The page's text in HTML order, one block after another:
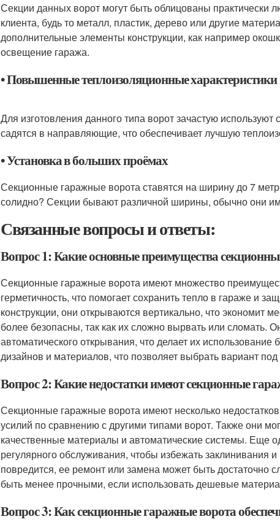
Секции данных ворот могут быть облицованы
клиента, будь то металл, пластик, дерево или другие
дополнительные элементы конструкции, как например
освещение гаража.
• Повышенные теплоизоляционные характеристики
Для изготовления данного типа ворот зачастую
садятся в направляющие, что обеспечивает лучшую
• Установка в больших проёмах
Секционные гаражные ворота ставятся на ширину до 7
солидно? Секции бывают различной ширины, обычно они
Связанные вопросы и ответы:
Вопрос 1: Какие основные преимущества
Секционные гаражные ворота имеют множество
герметичность, что помогает сохранить тепло в гараже и
конструкции, они открываются вертикально, что экономит
более безопасны, так как их сложно вырвать или сломать.
автоматического открывания, что делает их
дизайнов и материалов, что позволяет выбрать вариант
Вопрос 2: Какие недостатки имеют секционные
Секционные гаражные ворота имеют несколько
усилий по сравнению с другими типами ворот. Также они
качественные материалы и автоматические системы. Еще
регулярного обслуживания, чтобы избежать заклинивания
повредится, ее ремонт или замена может быть достаточно
быть менее прочными, если использовать дешевые
Вопрос 3: Как секционные гаражные ворота